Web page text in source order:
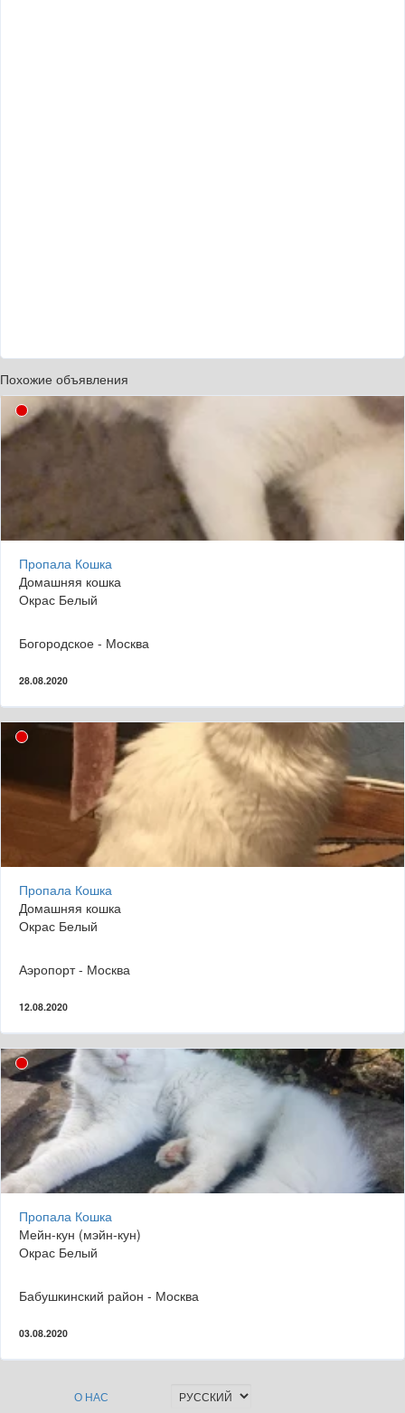
Похожие объявления
Пропала Кошка
Домашняя кошка
Окрас Белый
Богородское - Москва
28.08.2020
Пропала Кошка
Домашняя кошка
Окрас Белый
Аэропорт - Москва
12.08.2020
Пропала Кошка
Мейн-кун (мэйн-кун)
Окрас Белый
Бабушкинский район - Москва
03.08.2020
О НАС